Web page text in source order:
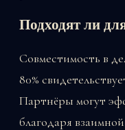
Подходят ли
Совместимость в
80%
Партнёры могут
благодаря